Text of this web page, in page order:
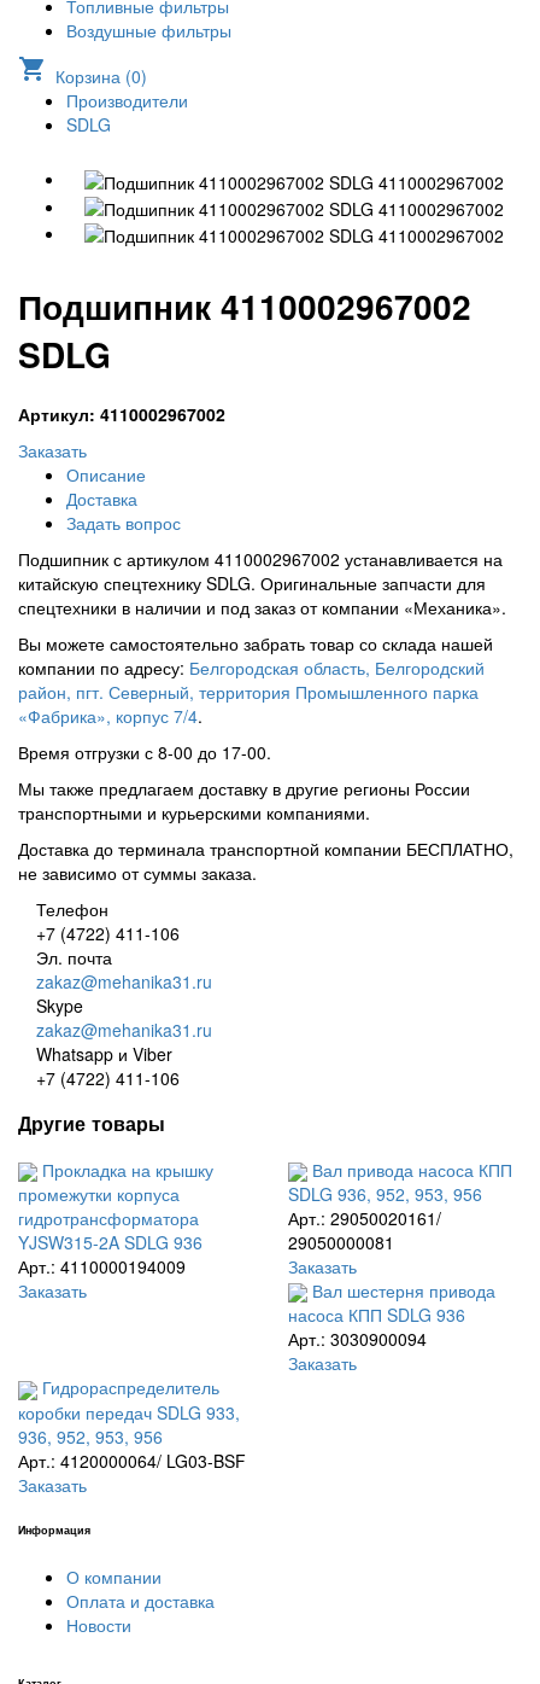
Топливные фильтры
Воздушные фильтры
shopping_cart Корзина (0)
Производители
SDLG
Подшипник 4110002967002
SDLG
Артикул: 4110002967002
Заказать
Описание
Доставка
Задать вопрос
Подшипник с артикулом 4110002967002 устанавливается на
китайскую спецтехнику SDLG. Оригинальные запчасти для
спецтехники в наличии и под заказ от компании «Механика».
Вы можете самостоятельно забрать товар со склада нашей
компании по адресу: Белгородская область, Белгородский
район, пгт. Северный, территория Промышленного парка
«Фабрика», корпус 7/4.
Время отгрузки с 8-00 до 17-00.
Мы также предлагаем доставку в другие регионы России
транспортными и курьерскими компаниями.
Доставка до терминала транспортной компании БЕСПЛАТНО,
не зависимо от суммы заказа.
Телефон
+7 (4722) 411-106
Эл. почта
zakaz@mehanika31.ru
Skype
zakaz@mehanika31.ru
Whatsapp и Viber
+7 (4722) 411-106
Другие товары
Прокладка на крышку
промежутки корпуса
гидротрансформатора
YJSW315-2A SDLG 936
Арт.: 4110000194009
Заказать
Вал привода насоса КПП
SDLG 936, 952, 953, 956
Арт.: 29050020161/
29050000081
Заказать
Вал шестерня привода
насоса КПП SDLG 936
Арт.: 3030900094
Заказать
Гидрораспределитель
коробки передач SDLG 933,
936, 952, 953, 956
Арт.: 4120000064/ LG03-BSF
Заказать
Информация
О компании
Оплата и доставка
Новости